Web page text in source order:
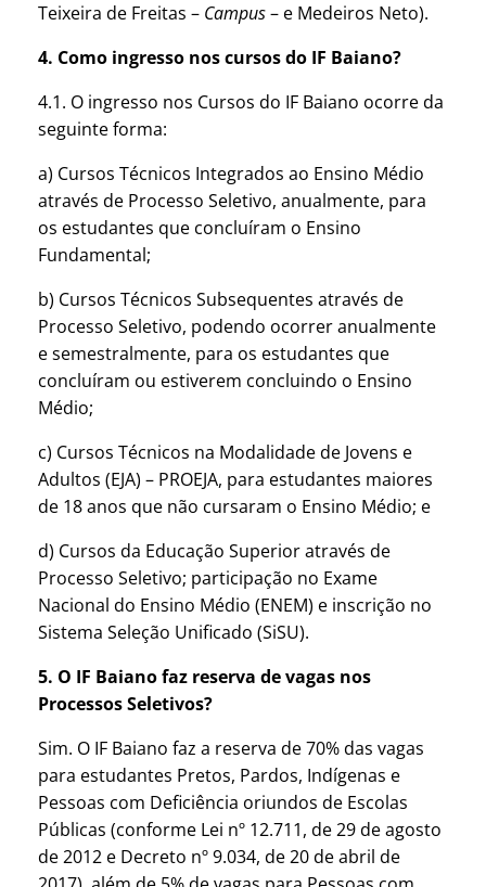
Teixeira de Freitas – Campus– e Medeiros Neto).
4. Como ingresso nos cursos do IF Baiano?
4.1. O ingresso nos Cursos do IF Baiano ocorre da
seguinte forma:
a) Cursos Técnicos Integrados ao Ensino Médio
através de Processo Seletivo, anualmente, para
os estudantes que concluíram o Ensino
Fundamental;
b) Cursos Técnicos Subsequentes através de
Processo Seletivo, podendo ocorrer anualmente
e semestralmente, para os estudantes que
concluíram ou estiverem concluindo o Ensino
Médio;
c) Cursos Técnicos na Modalidade de Jovens e
Adultos (EJA) – PROEJA, para estudantes maiores
de 18 anos que não cursaram o Ensino Médio; e
d) Cursos da Educação Superior através de
Processo Seletivo; participação no Exame
Nacional do Ensino Médio (ENEM) e inscrição no
Sistema Seleção Unificado (SiSU).
5. O IF Baiano faz reserva de vagas nos
Processos Seletivos?
Sim. O IF Baiano faz a reserva de 70% das vagas
para estudantes Pretos, Pardos, Indígenas e
Pessoas com Deficiência oriundos de Escolas
Públicas (conforme Lei nº 12.711, de 29 de agosto
de 2012 e Decreto nº 9.034, de 20 de abril de